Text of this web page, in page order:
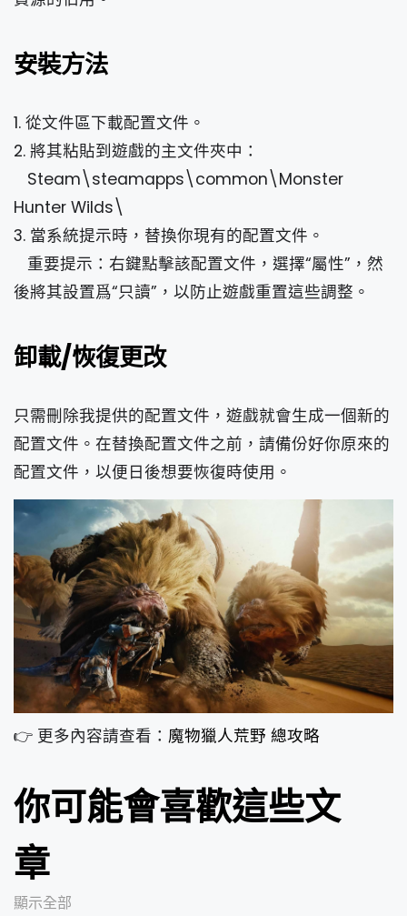
安裝方法
1. 從文件區下載配置文件。
2. 將其粘貼到遊戲的主文件夾中：
Steam\steamapps\common\Monster
Hunter Wilds\
3. 當系統提示時，替換你現有的配置文件。
重要提示：右鍵點擊該配置文件，選擇“屬性”，然
後將其設置爲“只讀”，以防止遊戲重置這些調整。
卸載/恢復更改
只需刪除我提供的配置文件，遊戲就會生成一個新的
配置文件。在替換配置文件之前，請備份好你原來的
配置文件，以便日後想要恢復時使用。
👉 更多內容請查看： 魔物獵人荒野 總攻略
你可能會喜歡這些文
章
顯示全部